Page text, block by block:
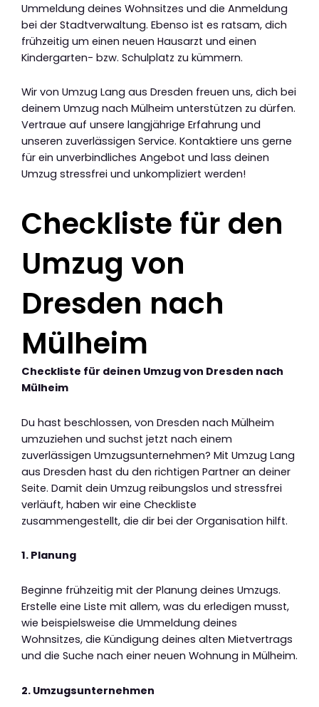
Ummeldung deines Wohnsitzes und die Anmeldung
bei der Stadtverwaltung. Ebenso ist es ratsam, dich
frühzeitig um einen neuen Hausarzt und einen
Kindergarten- bzw. Schulplatz zu kümmern.
Wir von Umzug Lang aus Dresden freuen uns, dich bei
deinem Umzug nach Mülheim unterstützen zu dürfen.
Vertraue auf unsere langjährige Erfahrung und
unseren zuverlässigen Service. Kontaktiere uns gerne
für ein unverbindliches Angebot und lass deinen
Umzug stressfrei und unkompliziert werden!
Checkliste für den
Umzug von
Dresden nach
Mülheim
Checkliste für deinen Umzug von Dresden nach
Mülheim
Du hast beschlossen, von Dresden nach Mülheim
umzuziehen und suchst jetzt nach einem
zuverlässigen Umzugsunternehmen? Mit Umzug Lang
aus Dresden hast du den richtigen Partner an deiner
Seite. Damit dein Umzug reibungslos und stressfrei
verläuft, haben wir eine Checkliste
zusammengestellt, die dir bei der Organisation hilft.
1. Planung
Beginne frühzeitig mit der Planung deines Umzugs.
Erstelle eine Liste mit allem, was du erledigen musst,
wie beispielsweise die Ummeldung deines
Wohnsitzes, die Kündigung deines alten Mietvertrags
und die Suche nach einer neuen Wohnung in Mülheim.
2. Umzugsunternehmen